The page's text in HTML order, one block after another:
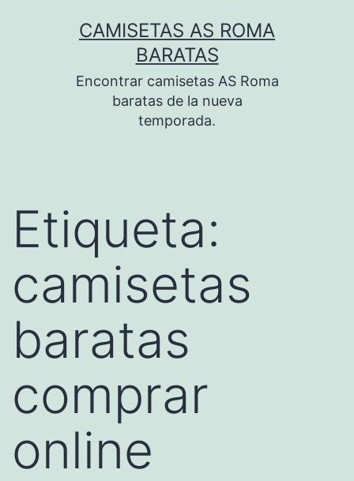
CAMISETAS AS ROMA
BARATAS
Encontrar camisetas AS Roma
baratas de la nueva
temporada.
Etiqueta:
camisetas
baratas
comprar
online